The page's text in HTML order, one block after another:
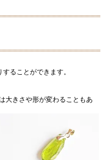
することができます。
大きさや形が変わることもあ